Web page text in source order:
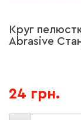
Круг
Abrasive
24 грн.